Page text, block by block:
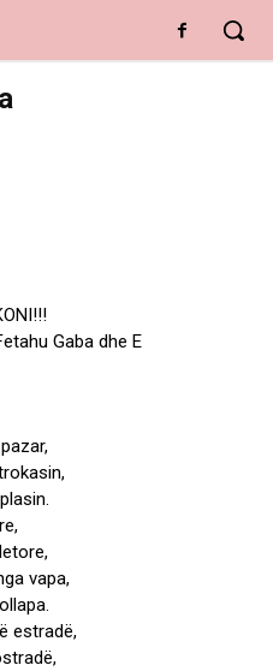
vapa,
estradë,